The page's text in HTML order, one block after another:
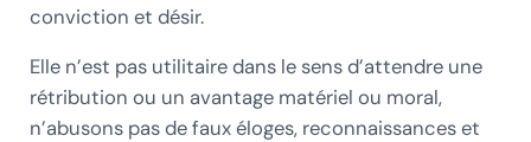
conviction et désir.
Elle n’est pas utilitaire dans le sens d’attendre une
rétribution ou un avantage matériel ou moral,
n’abusons pas de faux éloges, reconnaissances et